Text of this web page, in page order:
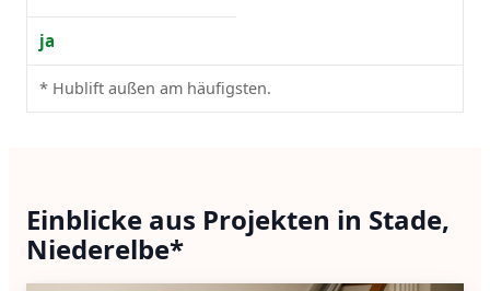
ja
* Hublift außen am häufigsten.
Einblicke aus Projekten in Stade,
Niederelbe*